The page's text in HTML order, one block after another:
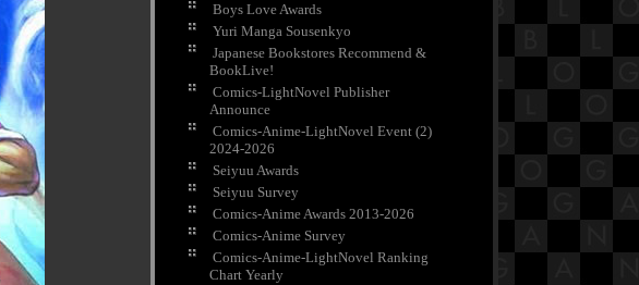
Boys Love Awards
Yuri Manga Sousenkyo
Japanese Bookstores Recommend &
BookLive!
Comics-LightNovel Publisher
Announce
Comics-Anime-LightNovel Event (2)
2024-2026
Seiyuu Awards
Seiyuu Survey
Comics-Anime Awards 2013-2026
Comics-Anime Survey
Comics-Anime-LightNovel Ranking
Chart Yearly